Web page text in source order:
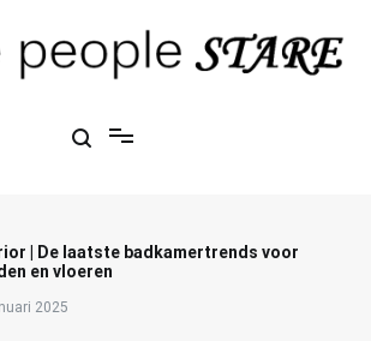
| De laatste badkamertrends voor
en vloeren
2025